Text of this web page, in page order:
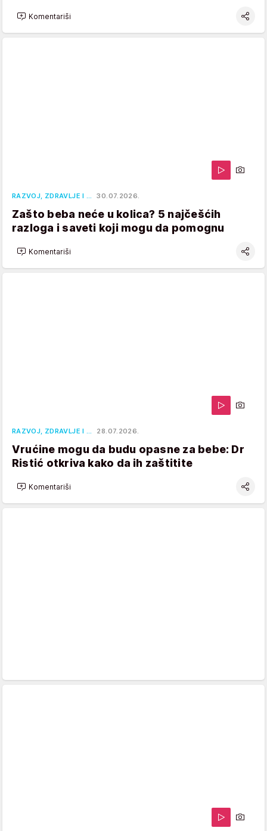
Komentariši
RAZVOJ, ZDRAVLJE I … 30.07.2026.
Zašto beba neće u kolica? 5 najčešćih
razloga i saveti koji mogu da pomognu
Komentariši
RAZVOJ, ZDRAVLJE I … 28.07.2026.
Vrućine mogu da budu opasne za bebe: Dr
Ristić otkriva kako da ih zaštitite
Komentariši